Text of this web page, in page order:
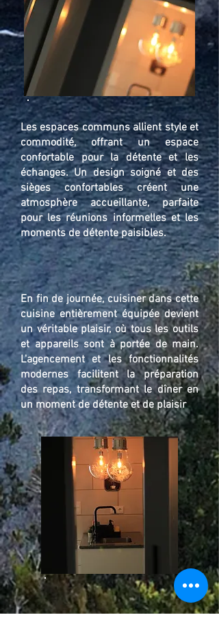
Les espaces communs allient style et
commodité, offrant un espace
confortable pour la détente et les
échanges. Un design soigné et des
sièges confortables créent une
atmosphère accueillante, parfaite
pour les réunions informelles et les
moments de détente paisibles.
En fin de journée, cuisiner dans cette
cuisine entièrement équipée devient
un véritable plaisir, où tous les outils
et appareils sont à portée de main.
L'agencement et les fonctionnalités
modernes facilitent la préparation
des repas, transformant le dîner en
un moment de détente et de plaisir